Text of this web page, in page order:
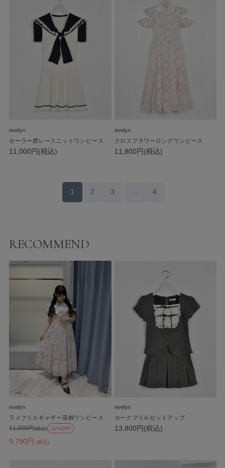
evelyn
セーラー襟レースニットワンピース
11,000円(税込)
evelyn
クロスフラワーロングワンピース
11,800円(税込)
1 2 3 … 4
RECOMMEND
evelyn
ラメフリルギャザー花柄ワンピース
9,790円 (税込)
11,000円(税込) 11%OFF
evelyn
ヨークフリルセットアップ
13,800円(税込)